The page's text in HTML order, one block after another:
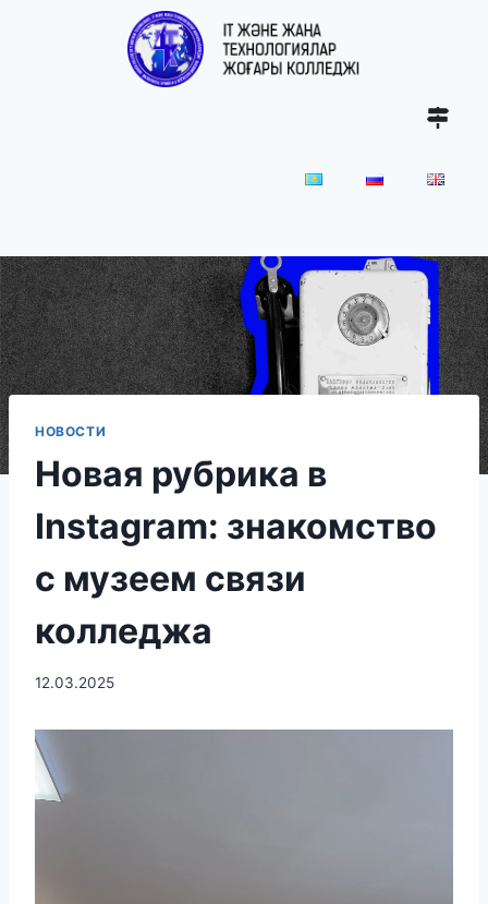
НОВОСТИ
Новая рубрика в
Instagram: знакомство
с музеем связи
колледжа
12.03.2025